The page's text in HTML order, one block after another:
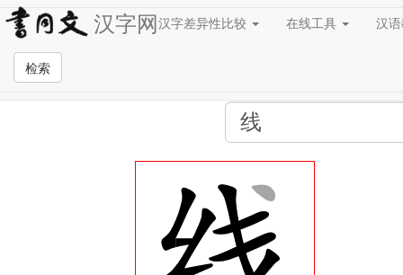
汉字网汉字差异性比较 在线工具 汉
检索
全站检索页面